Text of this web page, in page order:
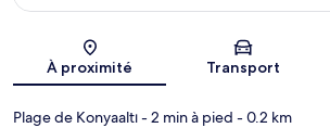
À proximité Transport
Plage de Konyaaltı- 2 min à pied - 0.2 km